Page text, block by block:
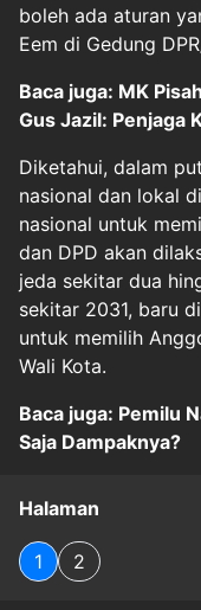
boleh ada aturan
Eem di Gedung
Baca juga: MK
Gus Jazil: Penjaga
Diketahui, dalam
nasional dan lokal
nasional untuk
dan DPD akan
jeda sekitar dua
sekitar 2031, baru
untuk memilih
Wali Kota.
Baca juga: Pemilu
Saja Dampaknya?
Halaman
1 2